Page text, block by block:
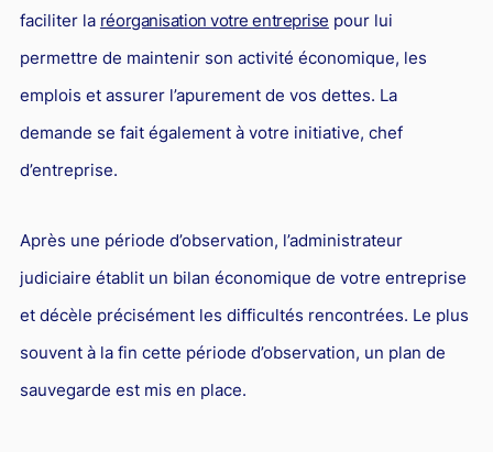
faciliter la réorganisation votre entreprise pour lui
permettre de maintenir son activité économique, les
emplois et assurer l’apurement de vos dettes. La
demande se fait également à votre initiative, chef
d’entreprise.
Après une période d’observation, l’administrateur
judiciaire établit un bilan économique de votre entreprise
et décèle précisément les difficultés rencontrées. Le plus
souvent à la fin cette période d’observation, un plan de
sauvegarde est mis en place.